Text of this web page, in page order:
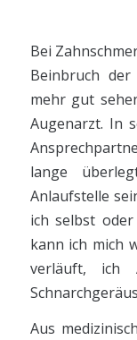
Bei
Beinbruch
mehr gut
Augenarzt. In
lange
Anlaufstelle
ich selbst
kann ich mich
verläuft, ich
Aus